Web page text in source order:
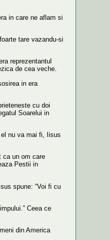
in care ne aflam si
tare vazandu-si
reprezentantul
de cea veche.
in era
cu doi
Soarelui in
nu va mai fi, Iisus
ca un om care
Pestii in
spune: “Voi fi cu
Ceea ce
din America